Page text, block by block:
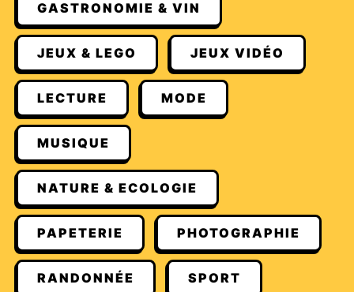
GASTRONOMIE & VIN
JEUX & LEGO JEUX VIDÉO
LECTURE MODE
MUSIQUE
NATURE & ECOLOGIE
PAPETERIE PHOTOGRAPHIE
RANDONNÉE SPORT